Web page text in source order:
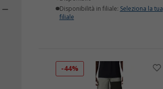
Disponibilità in filiale: Seleziona la tua
filiale
-44%